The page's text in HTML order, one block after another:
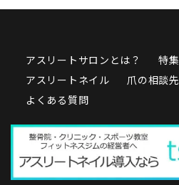
アスリートサロンとは？ 特集
アスリートネイル
爪の相談先
よくある質問